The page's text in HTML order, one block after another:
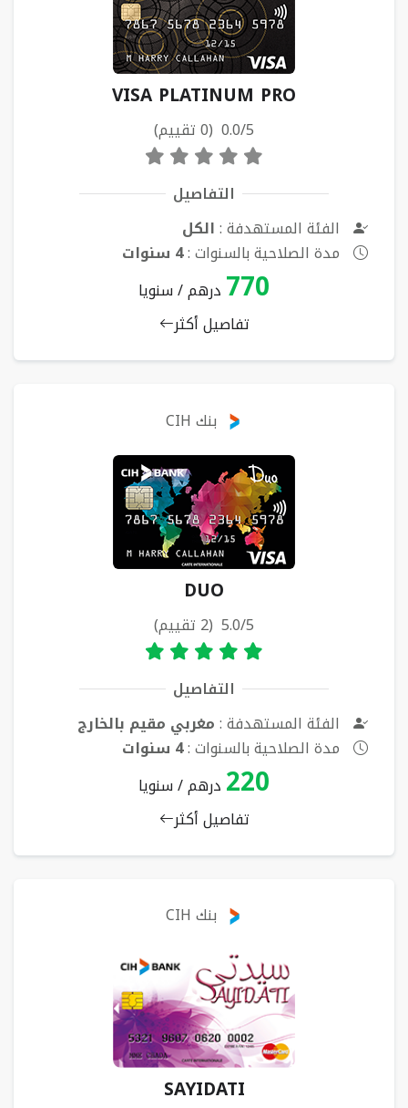
VISA PLATINUM PRO
0.0/5 (0 تقييم)
التفاصيل
الفئة المستهدفة :الكل
مدة الصلاحية بالسنوات :4 سنوات
770 درهم / سنويا
تفاصيل أكثر
بنك CIH
DUO
5.0/5 (2 تقييم)
التفاصيل
الفئة المستهدفة :مغربي مقيم بالخارج
مدة الصلاحية بالسنوات :4 سنوات
220 درهم / سنويا
تفاصيل أكثر
بنك CIH
SAYIDATI